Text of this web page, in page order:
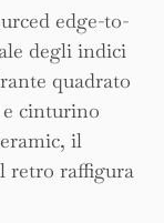
edge-to-
degli indici
quadrato
e cinturino
il
retro raffigura